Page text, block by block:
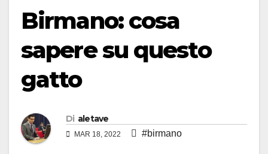
Birmano: cosa
sapere su questo
gatto
Di aletave
MAR 18, 2022 #birmano